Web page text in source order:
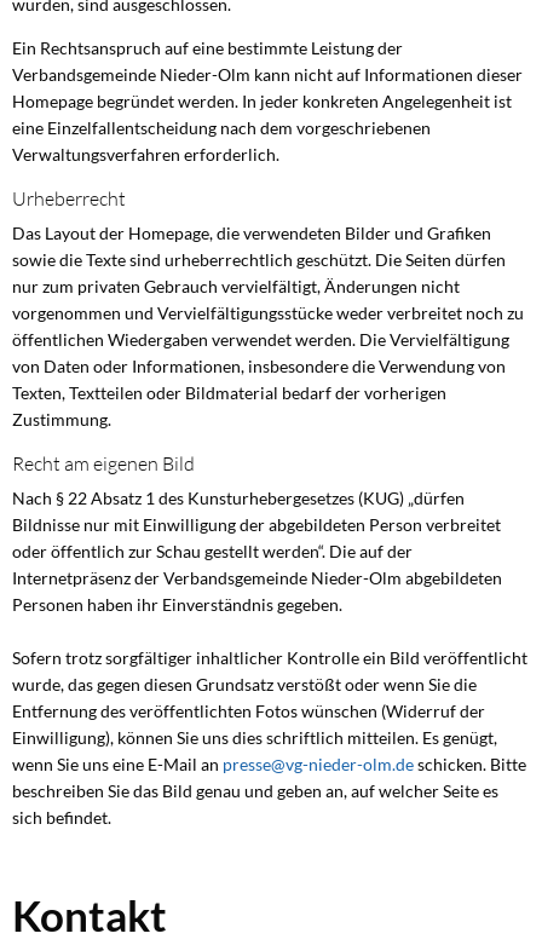
wurden, sind ausgeschlossen.
Ein Rechtsanspruch auf eine bestimmte Leistung der
Verbandsgemeinde Nieder-Olm kann nicht auf Informationen dieser
Homepage begründet werden. In jeder konkreten Angelegenheit ist
eine Einzelfallentscheidung nach dem vorgeschriebenen
Verwaltungsverfahren erforderlich.
Urheberrecht
Das Layout der Homepage, die verwendeten Bilder und Grafiken
sowie die Texte sind urheberrechtlich geschützt. Die Seiten dürfen
nur zum privaten Gebrauch vervielfältigt, Änderungen nicht
vorgenommen und Vervielfältigungsstücke weder verbreitet noch zu
öffentlichen Wiedergaben verwendet werden. Die Vervielfältigung
von Daten oder Informationen, insbesondere die Verwendung von
Texten, Textteilen oder Bildmaterial bedarf der vorherigen
Zustimmung.
Recht am eigenen Bild
Nach § 22 Absatz 1 des Kunsturhebergesetzes (KUG) „dürfen
Bildnisse nur mit Einwilligung der abgebildeten Person verbreitet
oder öffentlich zur Schau gestellt werden“. Die auf der
Internetpräsenz der Verbandsgemeinde Nieder-Olm abgebildeten
Personen haben ihr Einverständnis gegeben.
Sofern trotz sorgfältiger inhaltlicher Kontrolle ein Bild veröffentlicht
wurde, das gegen diesen Grundsatz verstößt oder wenn Sie die
Entfernung des veröffentlichten Fotos wünschen (Widerruf der
Einwilligung), können Sie uns dies schriftlich mitteilen. Es genügt,
wenn Sie uns eine E-Mail an presse@vg-nieder-olm.deschicken. Bitte
beschreiben Sie das Bild genau und geben an, auf welcher Seite es
sich befindet.
Kontakt